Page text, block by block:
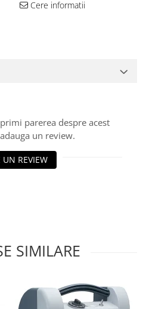
Cere informatii
parerea despre acest
un review.
UN REVIEW
SIMILARE